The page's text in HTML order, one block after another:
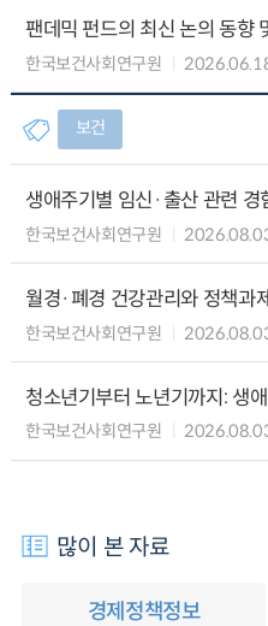
팬데믹 펀드의 최신 논의 동향
한국보건사회연구원
보건
생애주기별 임신·출산 관련 경
한국보건사회연구원
월경·폐경 건강관리와 정책과제
한국보건사회연구원
청소년기부터 노년기까지: 생
한국보건사회연구원
많이 본 자료
경제정책정보